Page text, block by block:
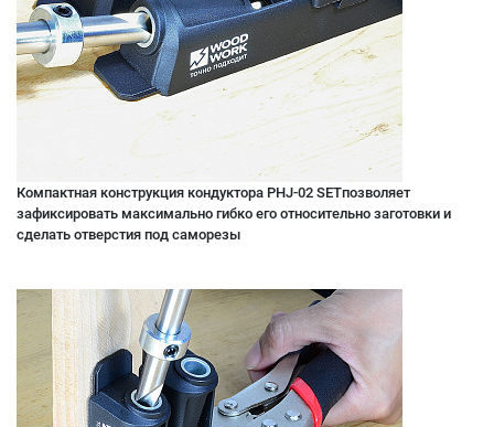
Компактная конструкция кондуктора PHJ-02 SETпозволяет
зафиксировать максимально гибко его относительно заготовки и
сделать отверстия под саморезы